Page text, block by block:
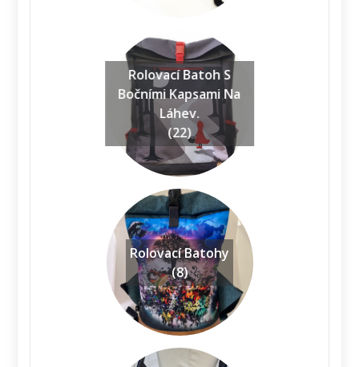
Rolovací Batoh S
Bočními Kapsami Na
Láhev.
(22)
Rolovací Batohy
(8)